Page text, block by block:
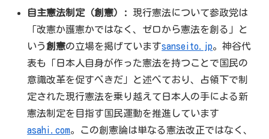
自主憲法制定（創憲）:
現行憲法について参政党は
「改憲か護憲かではなく、ゼロから憲法を創る」と
いう創憲の立場を掲げていますsanseito.jp。神谷代
表も「日本人自身が作った憲法を持つことで国民の
意識改革を促すべきだ」と述べており、占領下で制
定された現行憲法を乗り越えて日本人の手による新
憲法制定を目指す国民運動を推進しています
asahi.com。この創憲論は単なる憲法改正ではなく、